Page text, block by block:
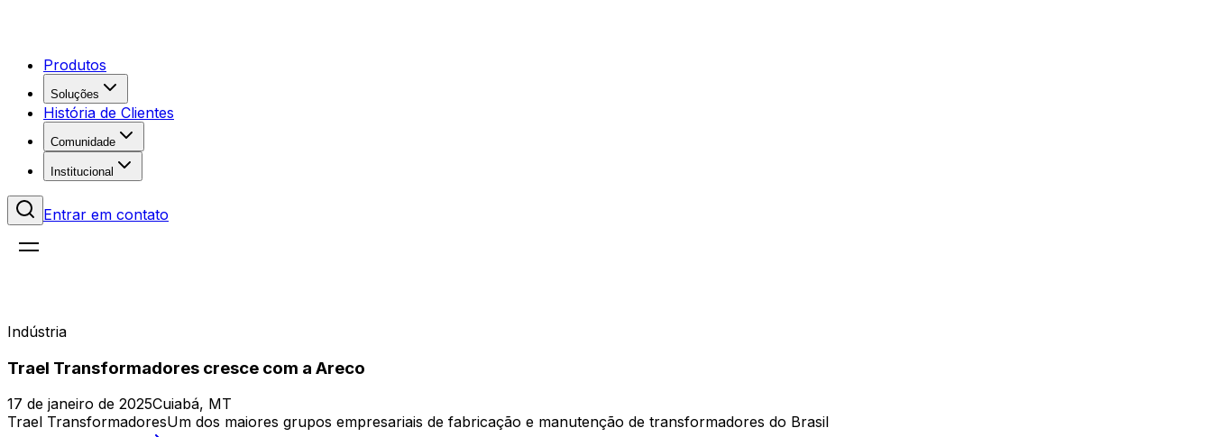
Produtos
Soluções
História de Clientes
Comunidade
Institucional
Entrar em contato
Indústria
Trael Transformadores cresce com a Areco
17 de janeiro de 2025Cuiabá, MT
Trael TransformadoresUm dos maiores grupos empresariais de fabricação e manutenção de transformadores do Brasil